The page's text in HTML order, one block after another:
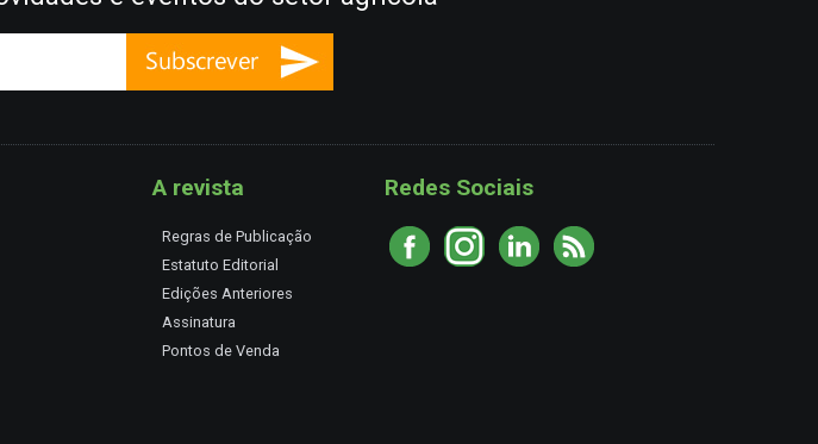
A revista
Regras de Publicação
Estatuto Editorial
Edições Anteriores
Assinatura
Pontos de Venda
Redes Sociais